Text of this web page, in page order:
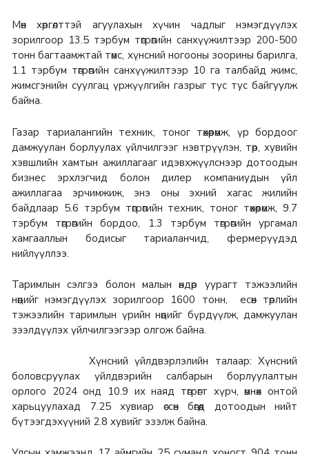
Мөн хөргөлттэй агуулахын хүчин чадлыг нэмэгдүүлэх
зорилгоор 13.5 тэрбум төгрөгийн санхүүжилтээр 200-500
тонн багтаамжтай төмс, хүнсний ногооны зоорины барилга,
1.1 тэрбум төгрөгийн санхүүжилтээр 10 га талбайд жимс,
жимсгэнийн суулгац үржүүлгийн газрыг тус тус байгуулж
байна.
Газар тариалангийн техник, тоног төхөөрөмж, үр бордоог
дамжуулан борлуулах үйлчилгээг нэвтрүүлэн, төр, хувийн
хэвшлийн хамтын ажиллагааг идэвхжүүлснээр дотоодын
бизнес эрхлэгчид болон дилер компаниудын үйл
ажиллагаа эрчимжиж, энэ оны эхний хагас жилийн
байдлаар 5.6 тэрбум төгрөгийн техник, тоног төхөөрөмж, 9.7
тэрбум төгрөгийн бордоо, 1.3 тэрбум төгрөгийн ургамал
хамгааллын бодисыг тариаланчид, фермерүүдэд
нийлүүллээ.
Таримлын сэлгээ болон малын өндөр уурагт тэжээлийн
нөөцийг нэмэгдүүлэх зорилгоор 1600 тонн, есөн төрлийн
тэжээлийн таримлын үрийн нөөцийг бүрдүүлж, дамжуулан
зээлдүүлэх үйлчилгээгээр олгож байна.
Хүнсний үйлдвэрлэлийн талаар: Хүнсний
боловсруулах үйлдвэрийн салбарын борлуулалтын
орлого 2024 онд 10.9 их наяд төгрөгт хүрч, өмнөх онтой
харьцуулахад 7.25 хувиар өссөн бөгөөд дотоодын нийт
бүтээгдэхүүний 2.8 хувийг эзэлж байна.